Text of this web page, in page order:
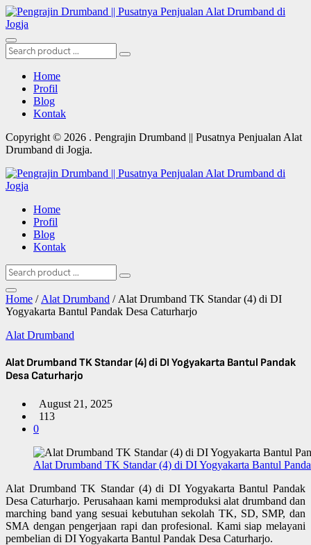
Home
Profil
Blog
Kontak
Copyright © 2026 . Pengrajin Drumband || Pusatnya Penjualan Alat
Drumband di Jogja.
Home
Profil
Blog
Kontak
Home / Alat Drumband / Alat Drumband TK Standar (4) di DI
Yogyakarta Bantul Pandak Desa Caturharjo
Alat Drumband
Alat Drumband TK Standar (4) di DI Yogyakarta Bantul Pandak
Desa Caturharjo
August 21, 2025
113
0
Alat Drumband TK Standar (4) di DI Yogyakarta Bantul
Alat Drumband TK Standar (4) di DI Yogyakarta Bantul Pandak
Desa Caturharjo. Perusahaan kami memproduksi alat drumband dan
marching band yang sesuai kebutuhan sekolah TK, SD, SMP, dan
SMA dengan pengerjaan rapi dan profesional. Kami siap melayani
pembelian di DI Yogyakarta Bantul Pandak Desa Caturharjo.